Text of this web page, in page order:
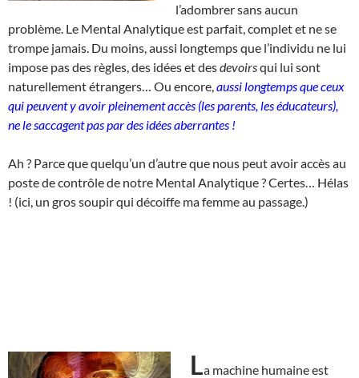
l’adombrer sans aucun
problème. Le Mental Analytique est parfait, complet et ne se
trompe jamais. Du moins, aussi longtemps que l’individu ne lui
impose pas des règles, des idées et desdevoirsqui lui sont
naturellement étrangers… Ou encore, aussi longtemps que ceux
qui peuvent y avoir pleinement accès (les parents, les éducateurs),
ne le saccagent pas par des idées aberrantes !
Ah ? Parce que quelqu’un d’autre que nous peut avoir accès au
poste de contrôle de notre Mental Analytique ? Certes… Hélas
! (ici, un gros soupir qui décoiffe ma femme au passage.)
La machine humaine est